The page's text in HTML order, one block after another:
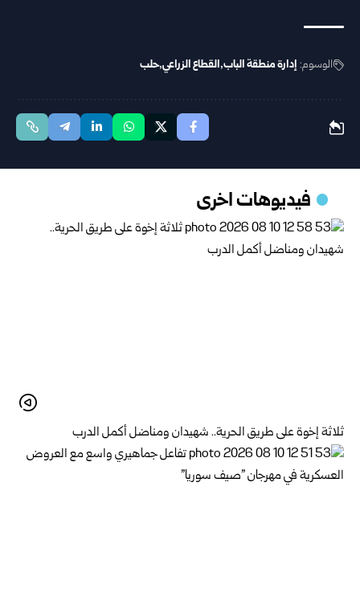
الوسوم: إدارة منطقة الباب القطاع الزراعي حلب
فيديوهات اخرى
ثلاثة إخوة على طريق الحرية.. شهيدان ومناضل أكمل الدرب